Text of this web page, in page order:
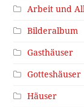
Arbeit und
Bilderalbum
Gasthäuser
Gotteshäuser
Häuser